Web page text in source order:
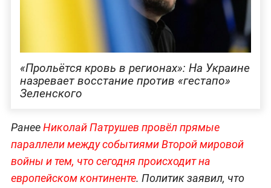
«Прольётся кровь в регионах»: На Украине
назревает восстание против «гестапо»
Зеленского
РанееНиколай Патрушев провёл прямые
параллели между событиями Второй мировой
войны и тем, что сегодня происходит на
европейском континенте. Политик заявил, что